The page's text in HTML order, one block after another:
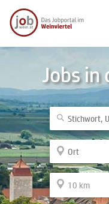
Jobs in